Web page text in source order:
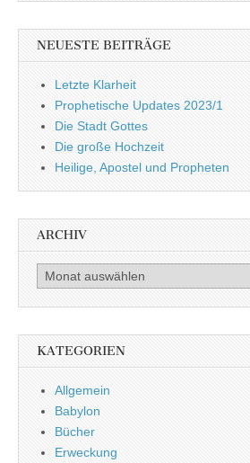
NEUESTE BEITRÄGE
Letzte Klarheit
Prophetische Updates 2023/1
Die Stadt Gottes
Die große Hochzeit
Heilige, Apostel und Propheten
ARCHIV
Archiv
KATEGORIEN
Allgemein
Babylon
Bücher
Erweckung